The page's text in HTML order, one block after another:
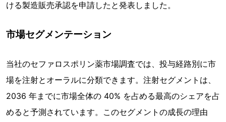
ける製造販売承認を申請したと発表しました。
市場セグメンテーション
当社のセファロスポリン薬市場調査では、投与経路別に市
場を注射とオーラルに分類できます。注射セグメントは、
2036 年までに市場全体の 40% を占める最高のシェアを占
めると予測されています。このセグメントの成長の理由